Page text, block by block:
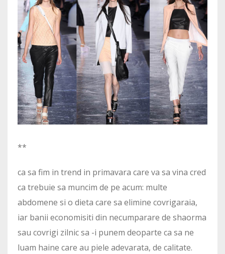
**
ca sa fim in trend in primavara care va sa vina cred
ca trebuie sa muncim de pe acum: multe
abdomene si o dieta care sa elimine covrigaraia,
iar banii economisiti din necumparare de shaorma
sau covrigi zilnic sa -i punem deoparte ca sa ne
luam haine care au piele adevarata, de calitate.